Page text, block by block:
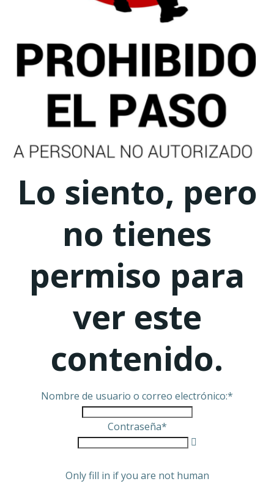
Lo siento, pero
no tienes
permiso para
ver este
contenido.
Nombre de usuario o correo electrónico:*
Contraseña*
Only fill in if you are not human